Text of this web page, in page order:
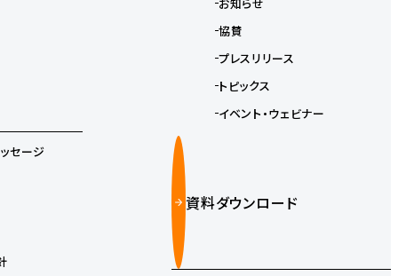
セージ
協賛
プレスリリース
トピックス
イベント・ウェビナー
資料ダウンロード